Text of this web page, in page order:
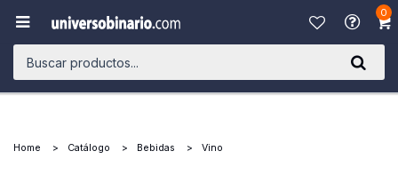
0

Home Catálogo Bebidas Vino